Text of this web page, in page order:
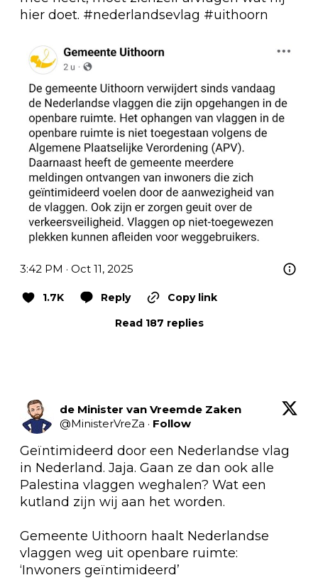
hier doet. #nederlandsevlag #uithoorn
3:42 PM · Oct 11, 2025
1.7K Reply
Copy link
Read 187 replies
de Minister van Vreemde Zaken
@MinisterVreZa · Follow
Geïntimideerd door een Nederlandse vlag
in Nederland. Jaja. Gaan ze dan ook alle
Palestina vlaggen weghalen? Wat een
kutland zijn wij aan het worden.
Gemeente Uithoorn haalt Nederlandse
vlaggen weg uit openbare ruimte:
‘Inwoners geïntimideerd’